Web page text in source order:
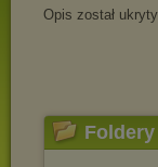
Opis został
Foldery